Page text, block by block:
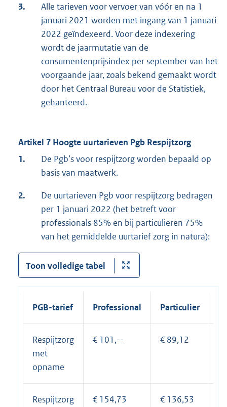
3.
Alle tarieven voor vervoer van vóór en na 1
januari 2021 worden met ingang van 1 januari
2022 geïndexeerd. Voor deze indexering
wordt de jaarmutatie van de
consumentenprijsindex per september van het
voorgaande jaar, zoals bekend gemaakt wordt
door het Centraal Bureau voor de Statistiek,
gehanteerd.
Artikel 7 Hoogte uurtarieven Pgb Respijtzorg
1.
De Pgb’s voor respijtzorg worden bepaald op
basis van maatwerk.
2.
De uurtarieven Pgb voor respijtzorg bedragen
per 1 januari 2022 (het betreft voor
professionals 85% en bij particulieren 75%
van het gemiddelde uurtarief zorg in natura):
Toon volledige tabel
PGB-tarief Professional Particulier
Respijtzorg
met
opname
€ 101,-- € 89,12
Respijtzorg
€ 154,73 € 136,53